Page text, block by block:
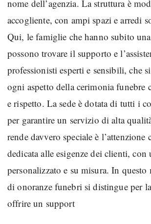
nome dell’agenzia. La struttura è
accogliente, con ampi spazi e arredi
Qui, le famiglie che hanno subito
possono trovare il supporto e
professionisti esperti e sensibili, che
ogni aspetto della cerimonia funebre
e rispetto. La sede è dotata di tutti i
per garantire un servizio di alta
rende davvero speciale è l’attenzione
dedicata alle esigenze dei clienti, con
personalizzato e su misura. In questo
di onoranze funebri si distingue per
offrire un support